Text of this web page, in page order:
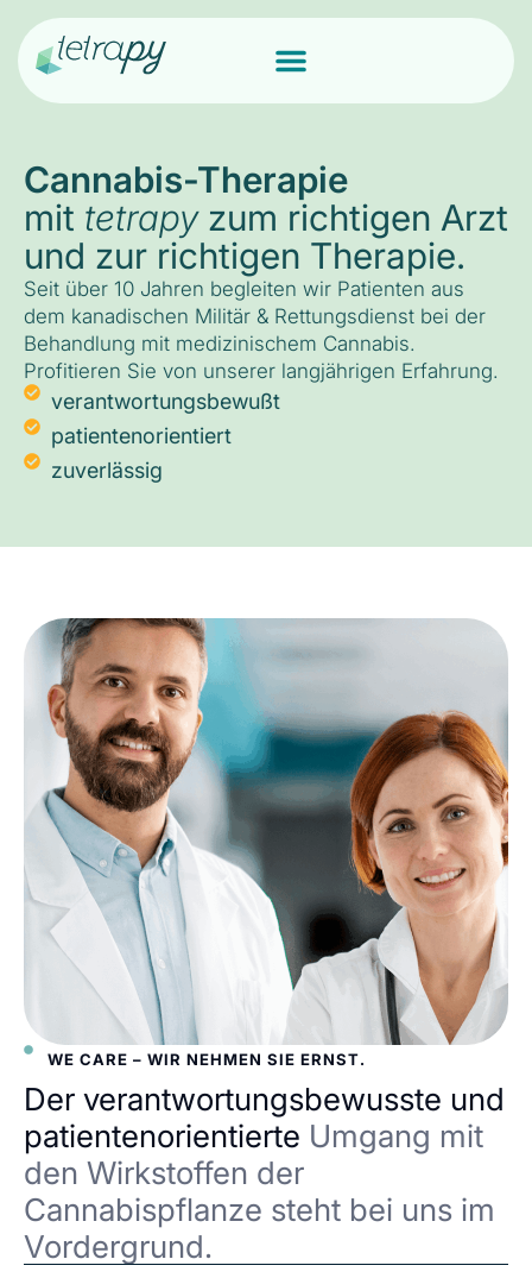
Cannabis-Therapie
mit tetrapyzum richtigen Arzt
und zur richtigen Therapie.
Seit über 10 Jahren begleiten wir Patienten aus
dem kanadischen Militär & Rettungsdienst bei der
Behandlung mit medizinischem Cannabis.
Profitieren Sie von unserer langjährigen Erfahrung.
verantwortungsbewußt
patientenorientiert
zuverlässig
WE CARE – WIR NEHMEN SIE ERNST.
Der verantwortungsbewusste und
patientenorientierte Umgang mit
den Wirkstoffen der
Cannabispflanze steht bei uns im
Vordergrund.